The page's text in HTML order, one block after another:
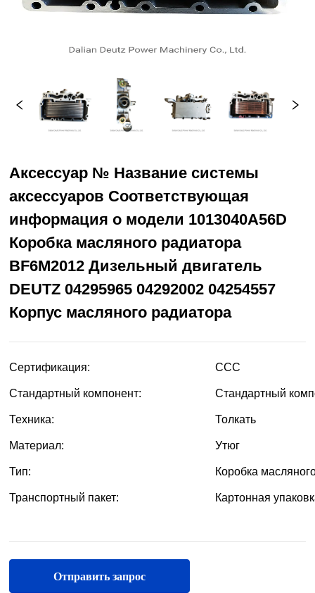
Аксессуар № Название системы
аксессуаров Соответствующая
информация о модели 1013040A56D
Коробка масляного радиатора
BF6M2012 Дизельный двигатель
DEUTZ 04295965 04292002 04254557
Корпус масляного радиатора
Отправить запрос